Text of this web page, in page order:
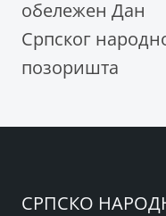
обележен Дан
Српског
позоришта
СРПСКО